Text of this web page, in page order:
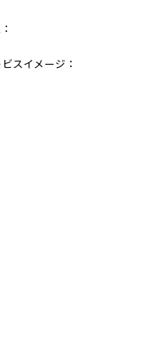
スイメージ：